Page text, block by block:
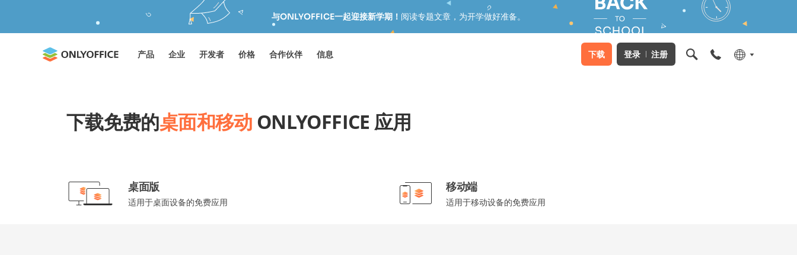
与ONLYOFFICE一起迎接新学期！ 阅读专题文章，为开学做好准备。
产品 企业 开发者 价格 合作伙伴 信息 下载 登录 注册
下载免费的桌面和移动 ONLYOFFICE 应用
桌面版
适用于桌面设备的免费应用
移动端
适用于移动设备的免费应用